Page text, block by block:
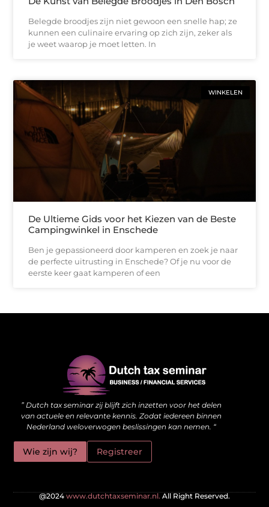
Belegde broodjes zijn niet gewoon een snelle hap; ze
kunnen een culinaire ervaring op zich zijn, zeker als
je weet waarop je moet letten. In
WINKELEN
De Ultieme Gids voor het Kiezen van de Beste
Campingwinkel in Enschede
Ben je gepassioneerd door kamperen en zoek je naar
de perfecte uitrusting in Enschede? Of je nu voor de
eerste keer gaat kamperen of een
” Dutch tax seminar zij blijft zich inzetten voor het delen
van actuele en relevante kennis. Zodat iedereen binnen
Nederland weloverwogen beslissingen kan nemen. “
Wie zijn wij? Registreer
@2024www.dutchtaxseminar.nl.All Right Reserved.